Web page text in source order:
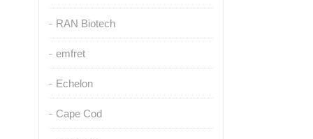
RAN Biotech
emfret
Echelon
Cape Cod